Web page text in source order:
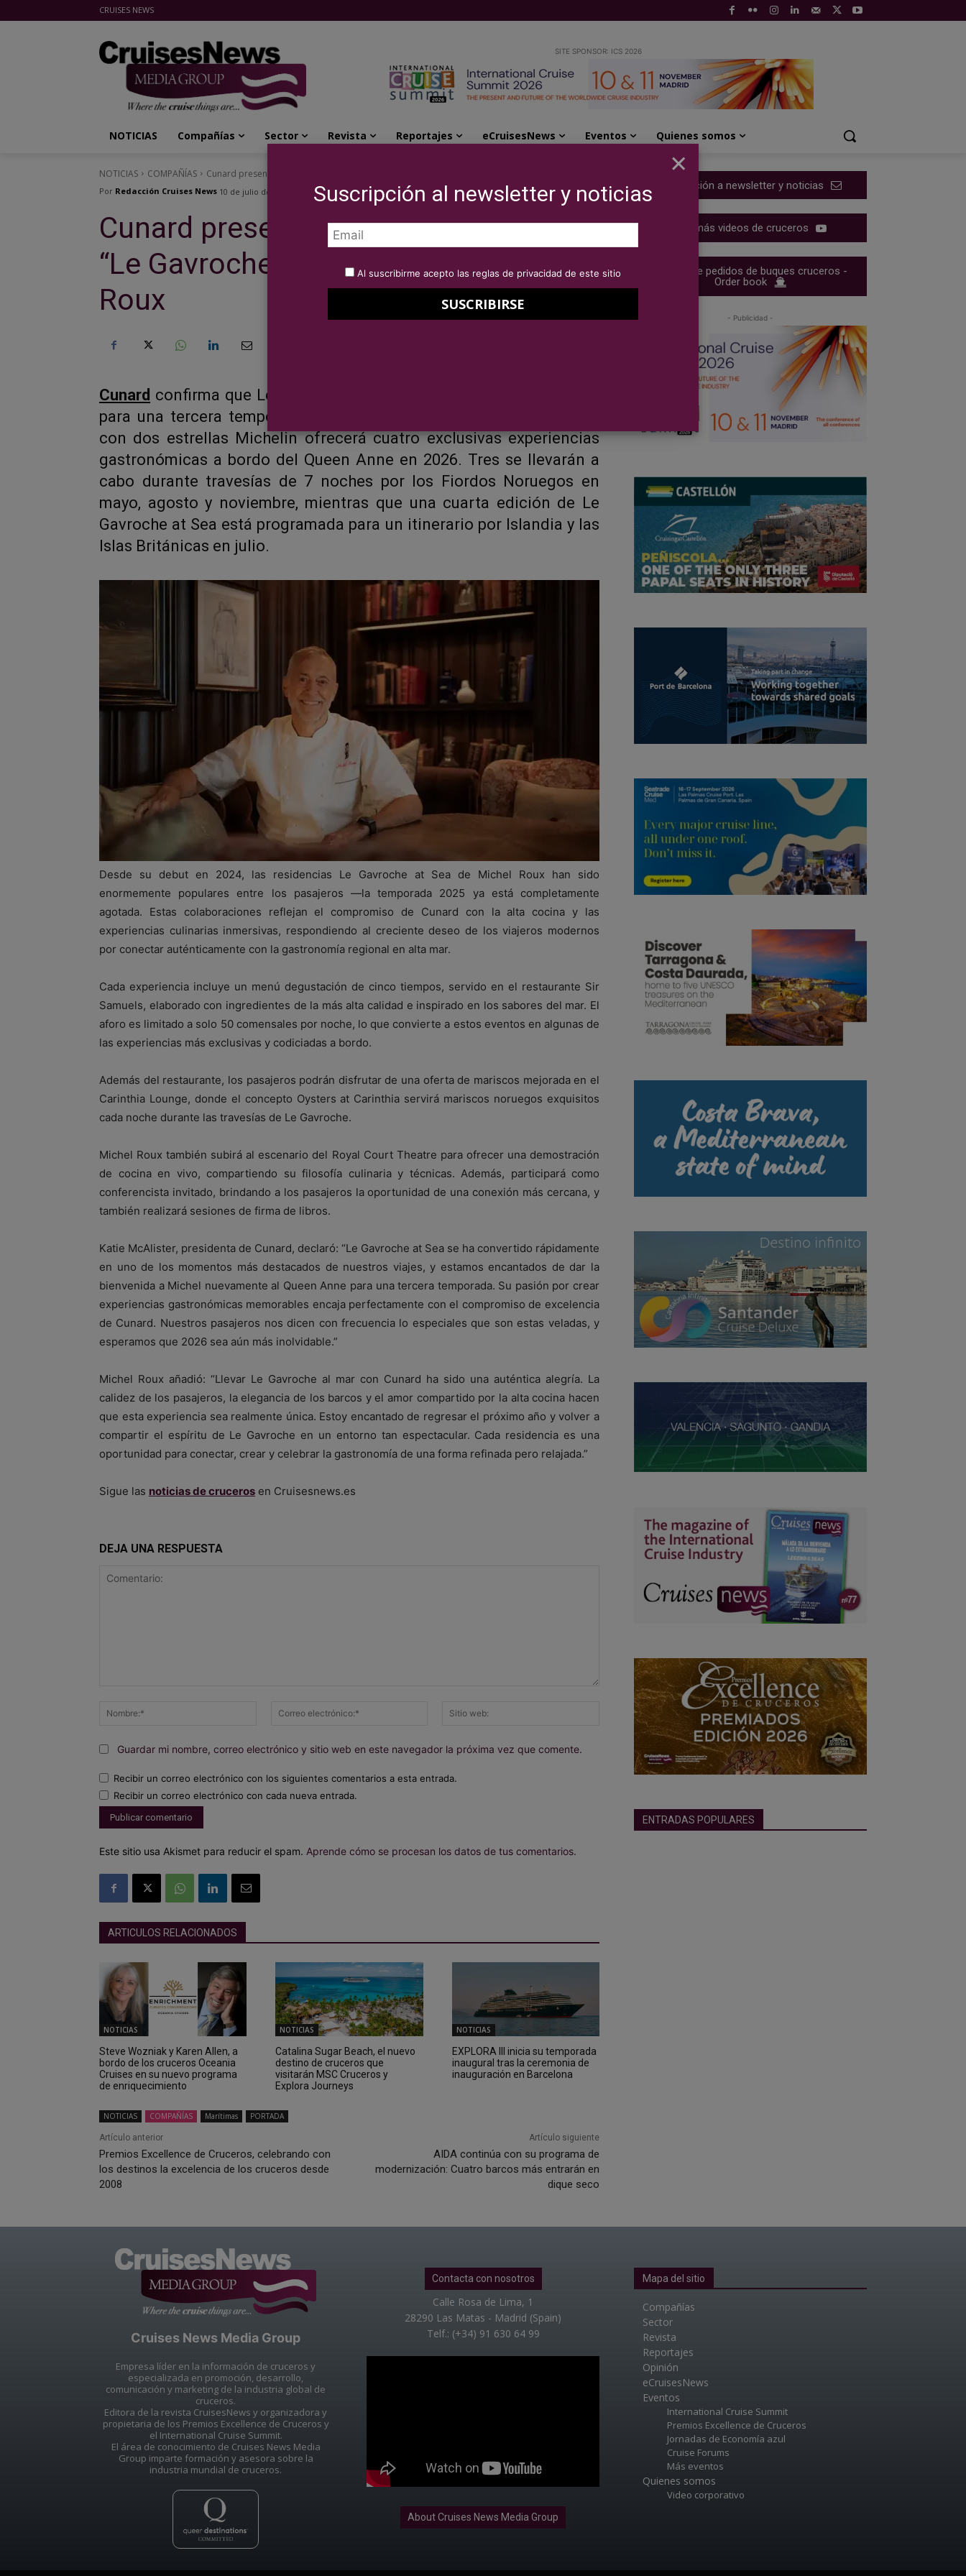
CRUISES NEWS
SITE SPONSOR: ICS 2026
NOTICIAS Compañías Sector Revista Reportajes eCruisesNews Eventos Quienes somos
NOTICIAS COMPAÑÍAS Cunard presenta nuevas experiencias “Le Gavroche at Sea” 2026 con Michel Roux
Por Redacción Cruises News 10 de julio de 2025
Cunard presenta nuevas experiencias
“Le Gavroche at Sea” 2026 con Michel
Roux
Cunard confirma que Le Gavroche at Sea con Michel Roux regresará
para una tercera temporada en 2026. El icónico restaurador y chef
con dos estrellas Michelin ofrecerá cuatro exclusivas experiencias
gastronómicas a bordo del Queen Anne en 2026. Tres se llevarán a
cabo durante travesías de 7 noches por los Fiordos Noruegos en
mayo, agosto y noviembre, mientras que una cuarta edición de Le
Gavroche at Sea está programada para un itinerario por Islandia y las
Islas Británicas en julio.
Desde su debut en 2024, las residencias Le Gavroche at Sea de Michel Roux han sido
enormemente populares entre los pasajeros —la temporada 2025 ya está completamente
agotada. Estas colaboraciones reflejan el compromiso de Cunard con la alta cocina y las
experiencias culinarias inmersivas, respondiendo al creciente deseo de los viajeros modernos
por conectar auténticamente con la gastronomía regional en alta mar.
Cada experiencia incluye un menú degustación de cinco tiempos, servido en el restaurante Sir
Samuels, elaborado con ingredientes de la más alta calidad e inspirado en los sabores del mar. El
aforo es limitado a solo 50 comensales por noche, lo que convierte a estos eventos en algunas de
las experiencias más exclusivas y codiciadas a bordo.
Además del restaurante, los pasajeros podrán disfrutar de una oferta de mariscos mejorada en el
Carinthia Lounge, donde el concepto Oysters at Carinthia servirá mariscos noruegos exquisitos
cada noche durante las travesías de Le Gavroche.
Michel Roux también subirá al escenario del Royal Court Theatre para ofrecer una demostración
de cocina en vivo, compartiendo su filosofía culinaria y técnicas. Además, participará como
conferencista invitado, brindando a los pasajeros la oportunidad de una conexión más cercana, y
también realizará sesiones de firma de libros.
Katie McAlister, presidenta de Cunard, declaró: “Le Gavroche at Sea se ha convertido rápidamente
en uno de los momentos más destacados de nuestros viajes, y estamos encantados de dar la
bienvenida a Michel nuevamente al Queen Anne para una tercera temporada. Su pasión por crear
experiencias gastronómicas memorables encaja perfectamente con el compromiso de excelencia
de Cunard. Nuestros pasajeros nos dicen con frecuencia lo especiales que son estas veladas, y
esperamos que 2026 sea aún más inolvidable.”
Michel Roux añadió: “Llevar Le Gavroche al mar con Cunard ha sido una auténtica alegría. La
calidez de los pasajeros, la elegancia de los barcos y el amor compartido por la alta cocina hacen
que esta experiencia sea realmente única. Estoy encantado de regresar el próximo año y volver a
compartir el espíritu de Le Gavroche en un entorno tan espectacular. Cada residencia es una
oportunidad para conectar, crear y celebrar la gastronomía de una forma refinada pero relajada.”
Sigue las noticias de cruceros en Cruisesnews.es
DEJA UNA RESPUESTA
Nombre:*
Correo
Guardar mi nombre, correo electrónico y sitio web en este navegador la próxima vez que comente.
Recibir un correo electrónico con los siguientes comentarios a esta entrada.
Recibir un correo electrónico con cada nueva entrada.
Este sitio usa Akismet para reducir el spam. Aprende cómo se procesan los datos de tus comentarios.
ARTICULOS RELACIONADOS
NOTICIAS
Steve Wozniak y Karen Allen, a
bordo de los cruceros Oceania
Cruises en su nuevo programa
de enriquecimiento
NOTICIAS
Catalina Sugar Beach, el nuevo
destino de cruceros que
visitarán MSC Cruceros y
Explora Journeys
NOTICIAS
EXPLORA III inicia su temporada
inaugural tras la ceremonia de
inauguración en Barcelona
NOTICIAS COMPAÑÍAS Marítimas PORTADA
Artículo anterior
Premios Excellence de Cruceros, celebrando con
los destinos la excelencia de los cruceros desde
2008
Artículo siguiente
AIDA continúa con su programa de
modernización: Cuatro barcos más entrarán en
dique seco
Suscripción a newsletter y noticias
Ver más videos de cruceros
Cartera de pedidos de buques cruceros -
Order book
- Publicidad -
ENTRADAS POPULARES
Cruises News Media Group
Empresa líder en la información de cruceros y
especializada en promoción, desarrollo,
comunicación y marketing de la industria global de
cruceros.
Editora de la revista CruisesNews y organizadora y
propietaria de los Premios Excellence de Cruceros y
el International Cruise Summit.
El área de conocimiento de Cruises News Media
Group imparte formación y asesora sobre la
industria mundial de cruceros.
Contacta con nosotros
Calle Rosa de Lima, 1
28290 Las Matas - Madrid (Spain)
Telf.: (+34) 91 630 64 99
About Cruises News Media Group
Mapa del sitio
Compañías
Sector
Revista
Reportajes
Opinión
eCruisesNews
Eventos
International Cruise Summit
Premios Excellence de Cruceros
Jornadas de Economía azul
Cruise Forums
Más eventos
Quienes somos
Video corporativo
×
Suscripción al newsletter y noticias
Al suscribirme acepto las reglas de privacidad de este sitio